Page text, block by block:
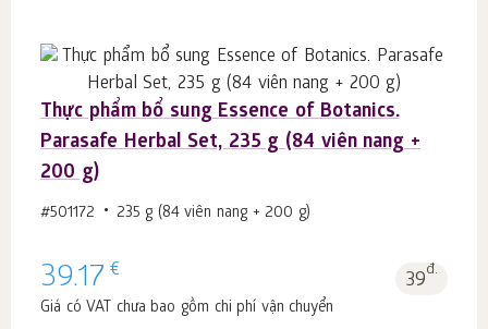
Thực phẩm bổ sung Essence of Botanics.
Parasafe Herbal Set, 235 g (84 viên nang +
200 g)
#501172 235 g (84 viên nang + 200 g)
39.17 € 39đ.
Giá có VAT chưa bao gồm chi phí vận chuyển